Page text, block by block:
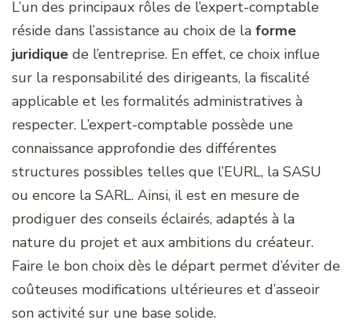
L’un des principaux rôles de l’expert-comptable
réside dans l’assistance au choix de la forme
juridique de l’entreprise. En effet, ce choix influe
sur la responsabilité des dirigeants, la fiscalité
applicable et les formalités administratives à
respecter. L’expert-comptable possède une
connaissance approfondie des différentes
structures possibles telles que l’EURL, la SASU
ou encore la SARL. Ainsi, il est en mesure de
prodiguer des conseils éclairés, adaptés à la
nature du projet et aux ambitions du créateur.
Faire le bon choix dès le départ permet d’éviter de
coûteuses modifications ultérieures et d’asseoir
son activité sur une base solide.